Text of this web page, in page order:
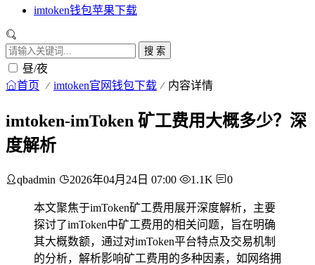
imtoken钱包苹果下载
搜 索
昼/夜
首页 imtoken官网钱包下载 内容详情
imtoken-imToken 矿工费用大概多少？深
度解析
qbadmin 2026年04月24日 07:00 1.1K 0
本文聚焦于imToken矿工费用展开深度解析，主要
探讨了imToken中矿工费用的相关问题，旨在明确
其大概数额，通过对imToken平台特点及交易机制
的分析，解析影响矿工费用的多种因素，如网络拥